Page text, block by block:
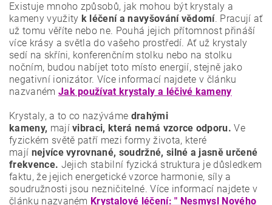
Existuje mnoho způsobů, jak mohou být krystaly a
kameny využity k léčení a navyšování vědomí. Pracují ať
už tomu věříte nebo ne. Pouhá jejich přítomnost přináší
více krásy a světla do vašeho prostředí. Ať už krystaly
sedí na skříni, konferenčním stolku nebo na stolku
nočním, budou nabíjet toto místo energií, stejně jako
negativní ionizátor. Více informací najdete v článku
nazvaném Jak používat krystaly a léčivé kameny
Krystaly, a to co nazýváme drahými
kameny, majívibraci, která nemá vzorce odporu. Ve
fyzickém světě patří mezi formy života, které
mají nejvíce vyrovnané, soudržné, silné a jasně určené
frekvence. Jejich stabilní fyzická struktura je důsledkem
faktu, že jejich energetické vzorce harmonie, síly a
soudružnosti jsou nezničitelné. Více informací najdete v
článku nazvaném Krystalové léčení: " Nesmysl Nového